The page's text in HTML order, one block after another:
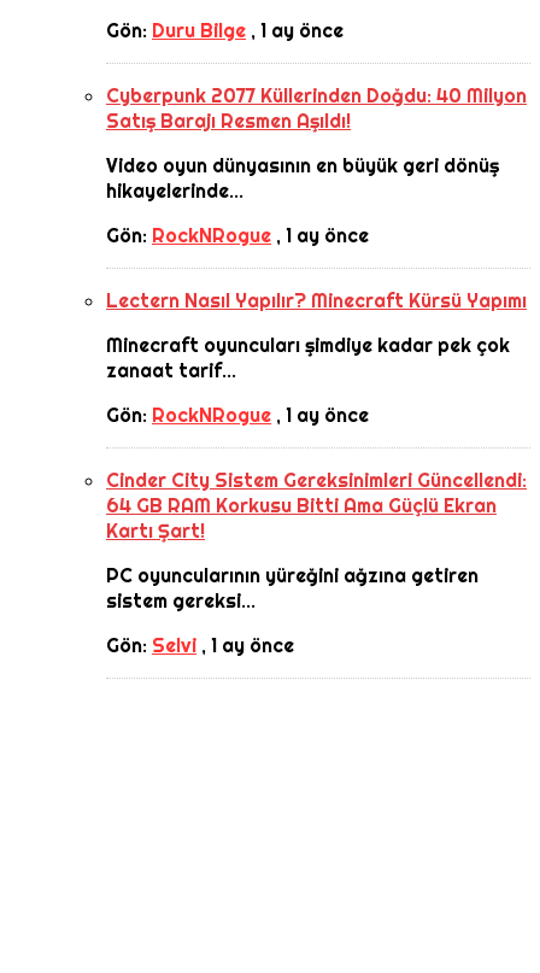
Gön: Duru Bilge ,1 ay önce
Cyberpunk 2077 Küllerinden Doğdu: 40 Milyon
Satış Barajı Resmen Aşıldı!
Video oyun dünyasının en büyük geri dönüş
hikayelerinde...
Gön: RockNRogue ,1 ay önce
Lectern Nasıl Yapılır? Minecraft Kürsü Yapımı
Minecraft oyuncuları şimdiye kadar pek çok
zanaat tarif...
Gön: RockNRogue ,1 ay önce
Cinder City Sistem Gereksinimleri Güncellendi:
64 GB RAM Korkusu Bitti Ama Güçlü Ekran
Kartı Şart!
PC oyuncularının yüreğini ağzına getiren
sistem gereksi...
Gön: Selvi ,1 ay önce